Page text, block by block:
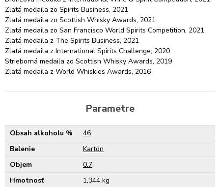
Zlatá medaila zo Spirits Business, 2021
Zlatá medaila zo Scottish Whisky Awards, 2021
Zlatá medaila zo San Francisco World Spirits Competition, 2021
Zlatá medaila z The Spirits Business, 2021
Zlatá medaila z International Spirits Challenge, 2020
Strieborná medaila zo Scottish Whisky Awards, 2019
Zlatá medaila z World Whiskies Awards, 2016
Parametre
Obsah alkoholu %
46
Balenie
Kartón
Objem
0.7
Hmotnosť
1,344 kg